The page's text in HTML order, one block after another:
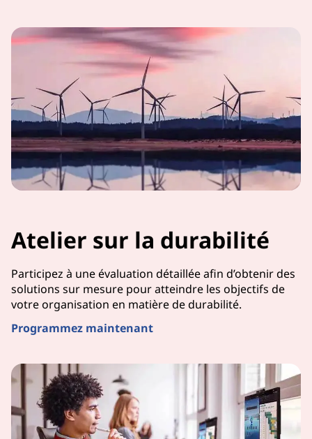
Atelier sur la durabilité
Participez à une évaluation détaillée afin d’obtenir des
solutions sur mesure pour atteindre les objectifs de
votre organisation en matière de durabilité.
Programmez maintenant